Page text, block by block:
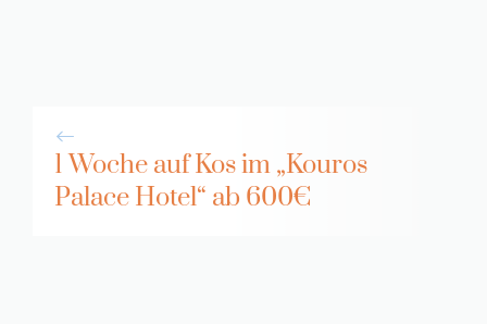
1 Woche auf Kos im „Kouros
Palace Hotel“ ab 600€